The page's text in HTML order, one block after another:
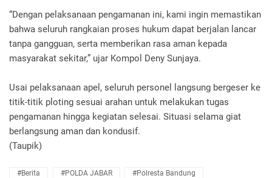
“Dengan pelaksanaan pengamanan ini, kami ingin memastikan
bahwa seluruh rangkaian proses hukum dapat berjalan lancar
tanpa gangguan, serta memberikan rasa aman kepada
masyarakat sekitar,” ujar Kompol Deny Sunjaya.
Usai pelaksanaan apel, seluruh personel langsung bergeser ke
titik-titik ploting sesuai arahan untuk melakukan tugas
pengamanan hingga kegiatan selesai. Situasi selama giat
berlangsung aman dan kondusif.
(Taupik)
#Berita #POLDA JABAR #Polresta Bandung